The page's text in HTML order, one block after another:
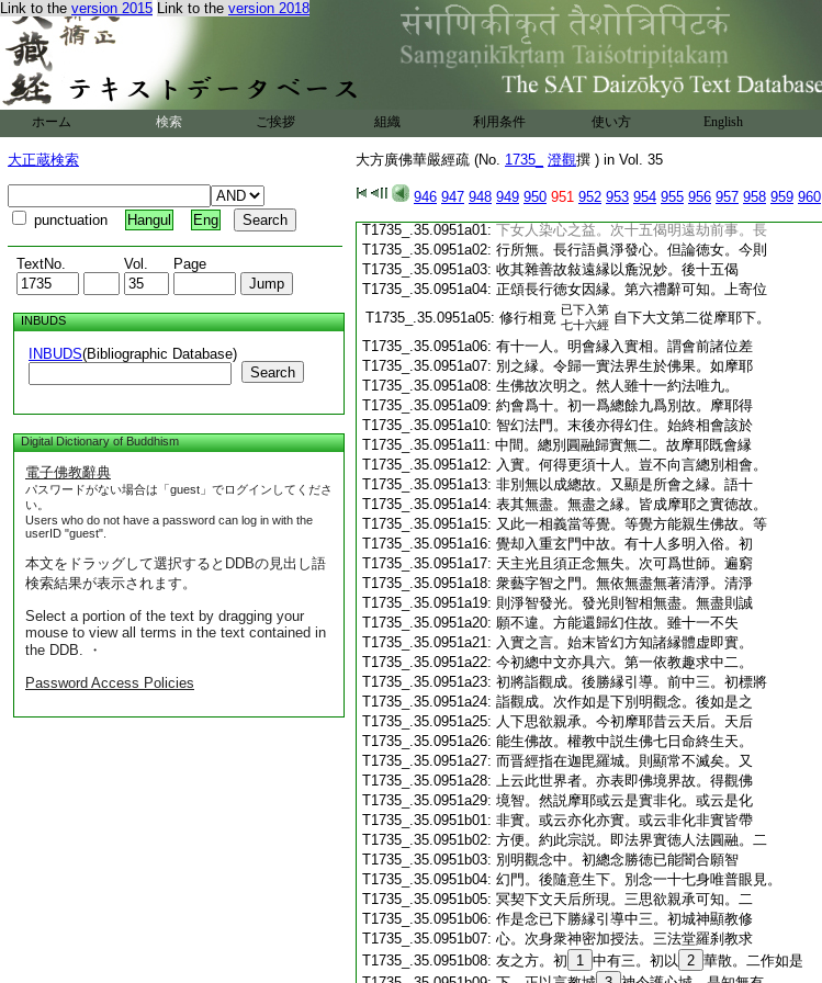
Link to the version 2015 Link to the version 2018
ホーム 検索 ご挨拶 組織 利用条件 使い方 English
大正蔵検索
punctuation Hangul Eng
TextNo. Vol. Page
INBUDS
INBUDS(Bibliographic Database)
Search
Digital Dictionary of Buddhism
電子佛教辭典
パスワードがない場合は「guest」でログインしてくださ
い。
Users who do not have a password can log in with the
userID "guest".
本文をドラッグして選択するとDDBの見出し語
検索結果が表示されます。
Select a portion of the text by dragging your
mouse to view all terms in the text contained in
the DDB. ・
Password Access Policies
大方廣佛華嚴經疏 (No. 1735_ 澄觀撰 ) in Vol. 35
946 947 948 949 950 951 952 953 954 955 956 957 958 959 960
T1735_.35.0950c19:中亦二。先總顯深廣。謂所以不知者。以稱
T1735_.35.0950c20: 事理之無邊等諸佛之境界故。斯則等覺菩
T1735_.35.0950c21:薩解脱。十地不知故名普賢解脱。後佛子我
T1735_.35.0950c22:
於佛刹下。別顯深廣難知之相。謂一毛即不
可窮。況多毛多身廣大之用。以是無盡無
T1735_.35.0950c24:邊之法門故。於中五。一毛中見器世間。二
T1735_.35.0950c25:見智正覺世間。三見衆生世間。四見菩薩
T1735_.35.0950c26:
修行。五佛子我於下總結不窮深廣。第五
T1735_.35.0950c27:
指示後友分二。先指後位。如後當釋。後
T1735_.35.0950c28: 頌前法臨行再述故。三十一偈分三。初
T1735_.35.0951a01: 下女人染心之益。次十五偈明遠劫前事。長
T1735_.35.0951a02: 行所無。長行語眞淨發心。但論徳女。今則
T1735_.35.0951a03: 收其雜善故敍遠縁以麁況妙。後十五偈
T1735_.35.0951a04: 正頌長行徳女因縁。第六禮辭可知。上寄位
T1735_.35.0951a05: 修行相竟 已下入第
七十六經 自下大文第二從摩耶下。
T1735_.35.0951a06: 有十一人。明會縁入實相。謂會前諸位差
T1735_.35.0951a07: 別之縁。令歸一實法界生於佛果。如摩耶
T1735_.35.0951a08: 生佛故次明之。然人雖十一約法唯九。
T1735_.35.0951a09: 約會爲十。初一爲總餘九爲別故。摩耶得
T1735_.35.0951a10: 智幻法門。末後亦得幻住。始終相會該於
T1735_.35.0951a11: 中間。總別圓融歸實無二。故摩耶既會縁
T1735_.35.0951a12: 入實。何得更須十人。豈不向言總別相會。
T1735_.35.0951a13: 非別無以成總故。又顯是所會之縁。語十
T1735_.35.0951a14: 表其無盡。無盡之縁。皆成摩耶之實徳故。
T1735_.35.0951a15: 又此一相義當等覺。等覺方能親生佛故。等
T1735_.35.0951a16: 覺却入重玄門中故。有十人多明入俗。初
T1735_.35.0951a17: 天主光且須正念無失。次可爲世師。遍窮
T1735_.35.0951a18: 衆藝字智之門。無依無盡無著清淨。清淨
T1735_.35.0951a19: 則淨智發光。發光則智相無盡。無盡則誠
T1735_.35.0951a20: 願不違。方能還歸幻住故。雖十一不失
T1735_.35.0951a21: 入實之言。始末皆幻方知諸縁體虚即實。
T1735_.35.0951a22: 今初總中文亦具六。第一依教趣求中二。
T1735_.35.0951a23: 初將詣觀成。後勝縁引導。前中三。初標將
T1735_.35.0951a24: 詣觀成。次作如是下別明觀念。後如是之
T1735_.35.0951a25: 人下思欲親承。今初摩耶昔云天后。天后
T1735_.35.0951a26: 能生佛故。權教中説生佛七日命終生天。
T1735_.35.0951a27: 而晋經指在迦毘羅城。則顯常不滅矣。又
T1735_.35.0951a28: 上云此世界者。亦表即佛境界故。得觀佛
T1735_.35.0951a29: 境智。然説摩耶或云是實非化。或云是化
T1735_.35.0951b01: 非實。或云亦化亦實。或云非化非實皆帶
T1735_.35.0951b02: 方便。約此宗説。即法界實徳人法圓融。二
T1735_.35.0951b03: 別明觀念中。初總念勝徳已能闇合願智
T1735_.35.0951b04: 幻門。後隨意生下。別念一十七身唯普眼見。
T1735_.35.0951b05: 冥契下文天后所現。三思欲親承可知。二
T1735_.35.0951b06: 作是念已下勝縁引導中三。初城神顯教修
T1735_.35.0951b07: 心。次身衆神密加授法。三法堂羅刹教求
T1735_.35.0951b08: 友之方。初 1 中有三。初以 2 華散。二作如是